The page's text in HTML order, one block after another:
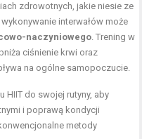
zdrowotnych, jakie niesie ze
interwałów może
naczyniowego. Trening w
ciśnienie krwi oraz
na ogólne samopoczucie.
HIIT do swojej rutyny, aby
i poprawą kondycji
metody